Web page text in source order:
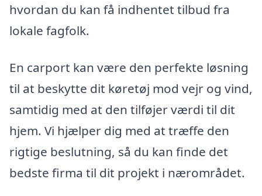
hvordan du kan få indhentet tilbud fra
lokale fagfolk.
En carport kan være den perfekte løsning
til at beskytte dit køretøj mod vejr og vind,
samtidig med at den tilføjer værdi til dit
hjem. Vi hjælper dig med at træffe den
rigtige beslutning, så du kan finde det
bedste firma til dit projekt i nærområdet.